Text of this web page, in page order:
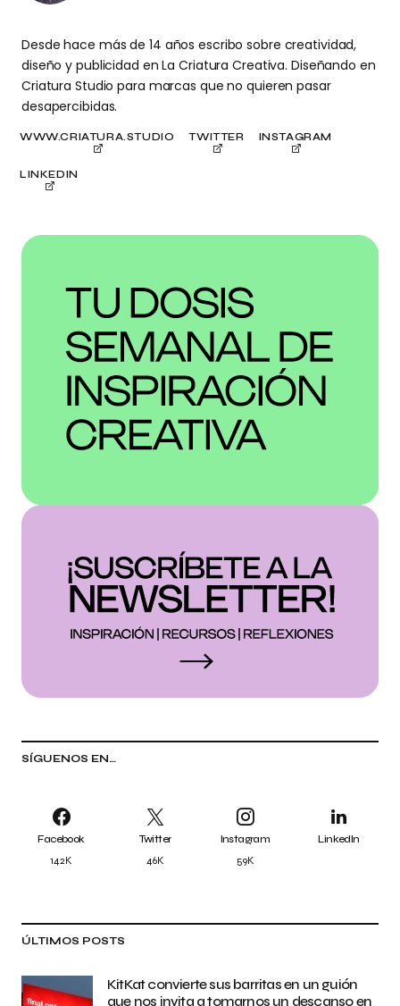
SÍGUENOS EN…
Facebook
142K
Twitter
46K
Instagram
59K
LinkedIn
ÚLTIMOS POSTS
KitKat convierte sus barritas en un guión
que nos invita a tomarnos un descanso en
Desde hace más de 14 años escribo sobre creatividad,
diseño y publicidad en La Criatura Creativa. Diseñando en
Criatura Studio para marcas que no quieren pasar
desapercibidas.
WWW.CRIATURA.STUDIO TWITTER INSTAGRAM
LINKEDIN